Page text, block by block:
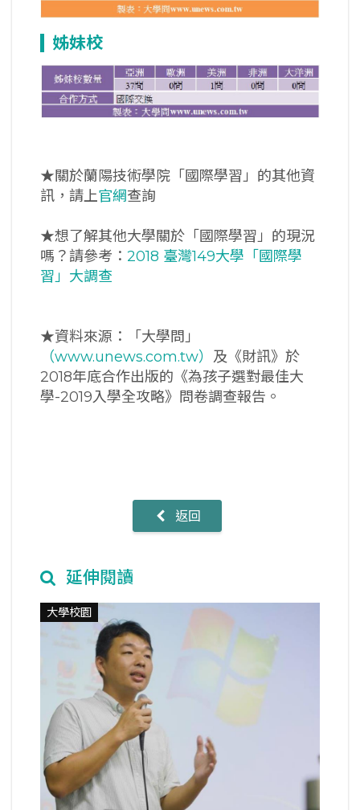
姊妹校
★關於蘭陽技術學院「國際學習」的其他資
訊，請上官網查詢
★想了解其他大學關於「國際學習」的現況
嗎？請參考： 2018 臺灣149大學「國際學
習」大調查
★資料來源：「大學問」
（www.unews.com.tw） 及《財訊》於
2018年底合作出版的《為孩子選對最佳大
學-2019入學全攻略》問卷調查報告。
返回
延伸閱讀
大學校園